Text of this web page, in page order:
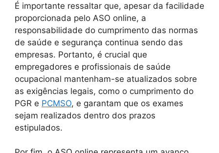
É importante ressaltar que, apesar da facilidade
proporcionada pelo ASO online, a
responsabilidade do cumprimento das normas
de saúde e segurança continua sendo das
empresas. Portanto, é crucial que
empregadores e profissionais de saúde
ocupacional mantenham-se atualizados sobre
as exigências legais, como o cumprimento do
PGR e PCMSO, e garantam que os exames
sejam realizados dentro dos prazos
estipulados.